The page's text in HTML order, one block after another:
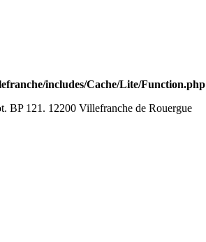
includes/Cache/Lite/Function.php
121. 12200 Villefranche de Rouergue